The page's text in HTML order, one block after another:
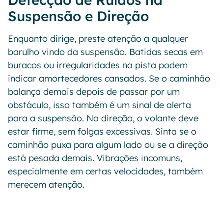
Suspensão e Direção
Enquanto dirige, preste atenção a qualquer
barulho vindo da suspensão. Batidas secas em
buracos ou irregularidades na pista podem
indicar amortecedores cansados. Se o caminhão
balança demais depois de passar por um
obstáculo, isso também é um sinal de alerta
para a suspensão. Na direção, o volante deve
estar firme, sem folgas excessivas. Sinta se o
caminhão puxa para algum lado ou se a direção
está pesada demais. Vibrações incomuns,
especialmente em certas velocidades, também
merecem atenção.